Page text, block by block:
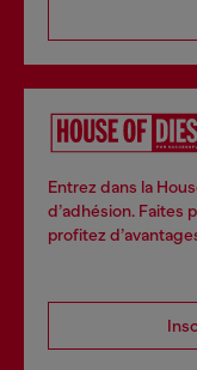
Entrez dans la
d’adhésion. Faites
profitez